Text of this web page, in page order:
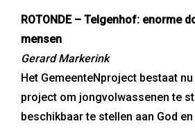
ROTONDE – Telgenhof: enorme
mensen
Gerard Markerink
Het GemeenteNproject bestaat
project om jongvolwassenen te
beschikbaar te stellen aan God